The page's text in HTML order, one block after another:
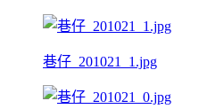
巷仔_201021_1.jpg